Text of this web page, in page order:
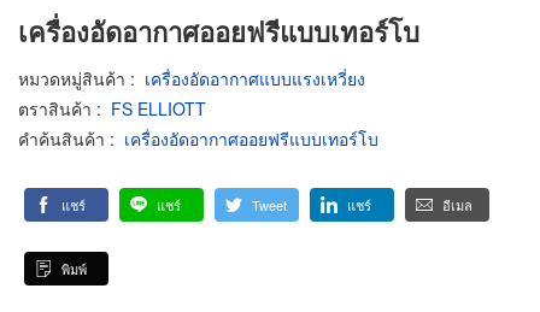
เครื่องอัดอากาศออยฟรีแบบเทอร์โบ
หมวดหมู่สินค้า : เครื่องอัดอากาศแบบแรงเหวี่ยง
ตราสินค้า : FS ELLIOTT
คำค้นสินค้า : เครื่องอัดอากาศออยฟรีแบบเทอร์โบ
แชร์ แชร์ Tweet แชร์ อีเมล
พิมพ์